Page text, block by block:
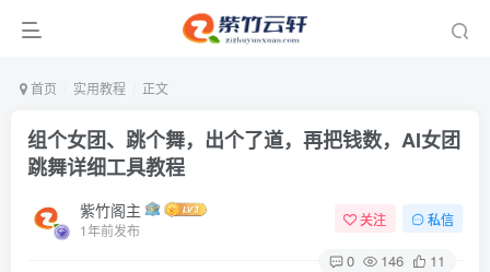
首页 实用教程 正文
组个女团、跳个舞，出个了道，再把钱数，AI女团
跳舞详细工具教程
紫竹阁主
1年前发布
关注 私信
0 146 11